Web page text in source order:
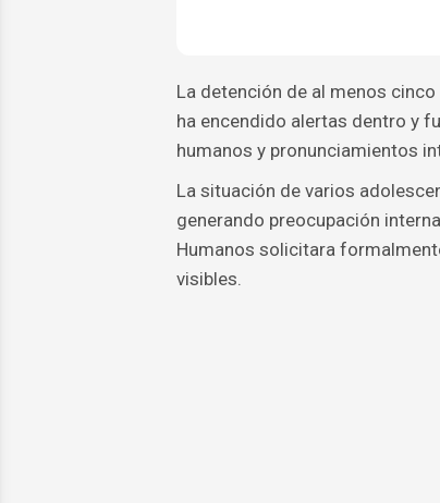
La detención de al menos
ha encendido alertas dentro y
humanos y pronunciamientos
La situación de varios
generando preocupación
Humanos solicitara
visibles.